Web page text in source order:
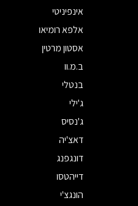
אינפיניטי
אלפא רומיאו
אסטון מרטין
ב.מ.וו
בנטלי
ג'ילי
ג'נסיס
דאצ'יה
דונגפנג
דייהטסו
הונגצ'י